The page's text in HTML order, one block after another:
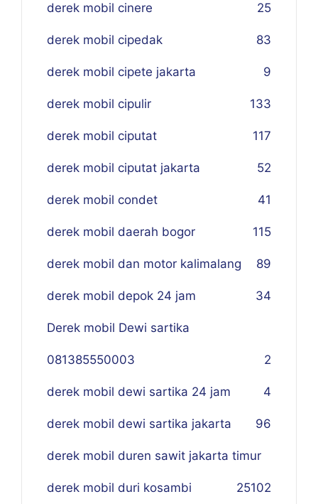
derek mobil cinere 25
derek mobil cipedak 83
derek mobil cipete jakarta 9
derek mobil cipulir 133
derek mobil ciputat 117
derek mobil ciputat jakarta 52
derek mobil condet 41
derek mobil daerah bogor 115
derek mobil dan motor kalimalang 89
derek mobil depok 24 jam 34
Derek mobil Dewi sartika
081385550003 2
derek mobil dewi sartika 24 jam 4
derek mobil dewi sartika jakarta 96
derek mobil duren sawit jakarta timur
102
derek mobil duri kosambi 25